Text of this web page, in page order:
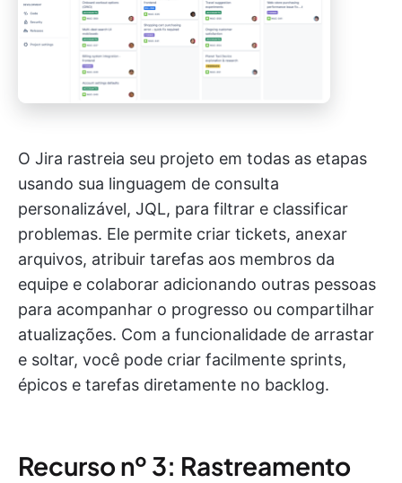
O Jira rastreia seu projeto em todas as etapas
usando sua linguagem de consulta
personalizável, JQL, para filtrar e classificar
problemas. Ele permite criar tickets, anexar
arquivos, atribuir tarefas aos membros da
equipe e colaborar adicionando outras pessoas
para acompanhar o progresso ou compartilhar
atualizações. Com a funcionalidade de arrastar
e soltar, você pode criar facilmente sprints,
épicos e tarefas diretamente no backlog.
Recurso nº 3: Rastreamento